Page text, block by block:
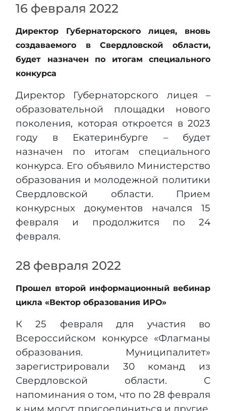
16 февраля 2022
Директор Губернаторского лицея, вновь
создаваемого в Свердловской области,
будет назначен по итогам специального
конкурса
Директор Губернаторского лицея –
образовательной площадки нового
поколения, которая откроется в 2023
году в Екатеринбурге – будет
назначен по итогам специального
конкурса. Его объявило Министерство
образования и молодежной политики
Свердловской области. Прием
конкурсных документов начался 15
февраля и продолжится по 24
февраля.
28 февраля 2022
Прошел второй информационный вебинар
цикла «Вектор образования ИРО»
К 25 февраля для участия во
Всероссийском конкурсе «Флагманы
образования. Муниципалитет»
зарегистрировали 30 команд из
Свердловской области. С
напоминания о том, что по 28 февраля
к ним могут присоединиться и другие,